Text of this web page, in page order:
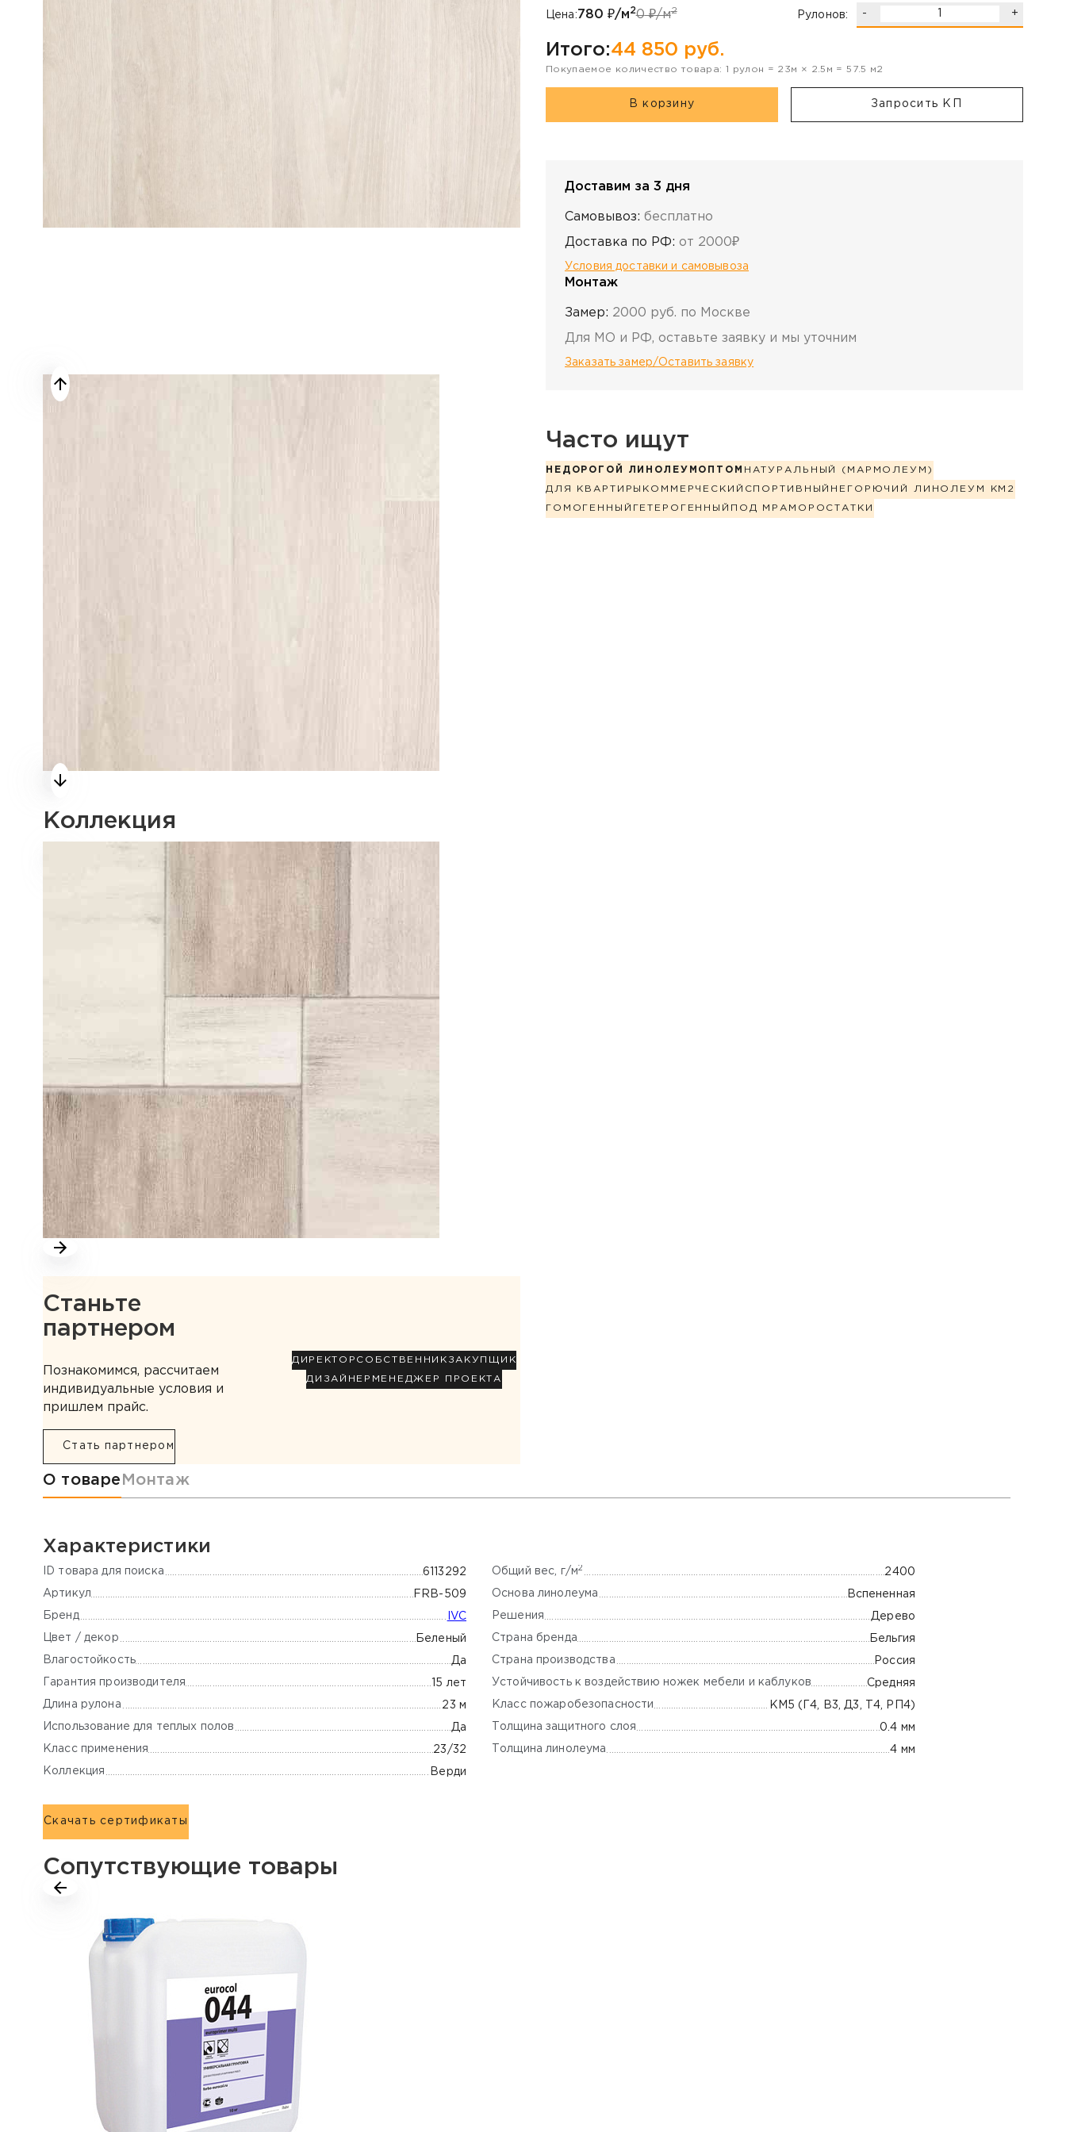
Коллекция
Станьте
партнером
Познакомимся, рассчитаем
индивидуальные условия и
пришлем прайс.
Стать партнером
ДИРЕКТОР СОБСТВЕННИК ЗАКУПЩИК
ДИЗАЙНЕР МЕНЕДЖЕР ПРОЕКТА
Цена: 780 ₽/м20₽/м2 Рулонов: - +
Итого:44 850 руб.
Покупаемое количество товара: 1 рулон = 23м × 2.5 м =57.5 м2
В корзину Запросить КП
Доставим за 3 дня
Самовывоз: бесплатно
Доставка по РФ: от 2000₽
Условия доставки и самовывоза
Монтаж
Замер: 2000 руб. по Москве
Для МО и РФ, оставьте заявку и мы уточним
Заказать замер/Оставить заявку
Часто ищут
НЕДОРОГОЙ ЛИНОЛЕУМ ОПТОМ НАТУРАЛЬНЫЙ (МАРМОЛЕУМ)
ДЛЯ КВАРТИРЫ КОММЕРЧЕСКИЙ СПОРТИВНЫЙ НЕГОРЮЧИЙ ЛИНОЛЕУМ КМ2
ГОМОГЕННЫЙ ГЕТЕРОГЕННЫЙ ПОД МРАМОР ОСТАТКИ
Информация о товаре
О товаре Монтаж
Характеристики
ID товара для поиска 6113292
Артикул FRB-509
Бренд IVC
Цвет / декор Беленый
Влагостойкость Да
Гарантия производителя 15 лет
Длина рулона 23 м
Использование для теплых полов Да
Класс применения 23/32
Коллекция Верди
Общий вес, г/м2 2400
Основа линолеума Вспененная
Решения Дерево
Страна бренда Бельгия
Страна производства Россия
Устойчивость к воздействию ножек мебели и каблуков Средняя
Класс пожаробезопасности КМ5 (Г4, В3, Д3, Т4, РП4)
Толщина защитного слоя 0.4 мм
Толщина линолеума 4 мм
Скачать сертификаты
Сопутствующие товары